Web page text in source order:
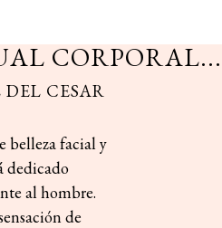
CORPORAL...
CESAR
belleza facial y
dedicado
al hombre.
de